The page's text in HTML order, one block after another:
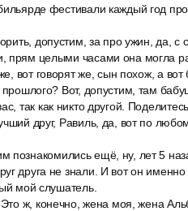
фестивали каждый год
допустим, за про ужин, да,
прям целыми часами она могла
вот говорят же, сын похож, а вот
Вот, допустим, там
так как никто другой.
друг, Равиль, да, вот по
ещё, ну, лет 5
друга не знали. И вот он
мой слушатель.
ж, конечно, жена моя, жена